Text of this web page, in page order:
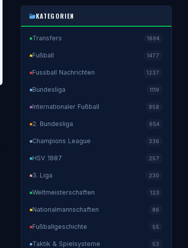
KATEGORIEN
Transfers 1694
Fußball 1477
Fussball Nachrichten 1237
Bundesliga 1119
Internationaler Fußball 858
2. Bundesliga 654
Champions League 336
HSV 1887 257
3. Liga 230
Weltmeisterschaften 123
Nationalmannschaften 86
Fußballgeschichte 55
Taktik & Spielsysteme 53